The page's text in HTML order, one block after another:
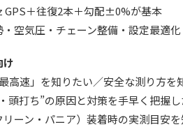
GPS＋往復2本＋勾配±0%が基本
・空気圧・チェーン整備・設定最適化
け
高速」を知りたい／安全な測り方を
頭打ち”の原因と対策を手早く把握
リーン・パニア）装着時の実測目安